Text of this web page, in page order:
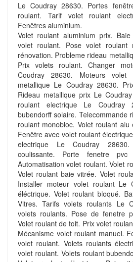
Le Coudray 28630. Portes
roulant. Tarif volet roulant
Fenêtres aluminium.
Volet roulant aluminium prix.
volet roulant. Pose volet roulant
rénovation. Probleme rideau
Prix volets roulant. Changer
Coudray 28630. Moteurs volet
metallique Le Coudray 28630.
Rideau metallique prix Le
roulant electrique Le Coudray
bubendorff solaire. Telecommande
roulant monobloc. Volet roulant
Fenêtre avec volet roulant
electrique Le Coudray
coulissante. Porte fenetre
Automatisation volet roulant. Volet
Volet roulant baie vitrée. Volet
Installer moteur volet roulant Le
éléctrique. Volet roulant bloqué.
Vitres. Tarifs volets roulants Le
volets roulants. Pose de fenetre
Volet roulant de toit. Prix volet
Mécanisme volet roulant manuel.
volet roulant. Volets roulants
volet roulant. Volets roulant